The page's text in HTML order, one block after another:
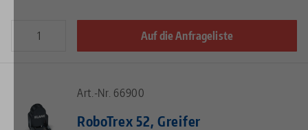
Auf die Anfrageliste
Art.-Nr. 66900
RoboTrex 52, Greifer